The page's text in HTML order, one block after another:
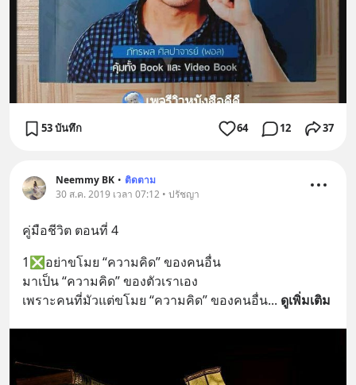
53 บันทึก 64 12 37
Neemmy BK • ติดตาม
30 ส.ค. 2019 เวลา 07:12 • ปรัชญา
คู่มือชีวิต ตอนที่ 4
1❎อย่าขโมย “ความคิด” ของคนอื่น
มาเป็น “ความคิด” ของตัวเราเอง
เพราะคนที่มัวแต่ขโมย “ความคิด” ของคนอื่น... ดูเพิ่มเติม